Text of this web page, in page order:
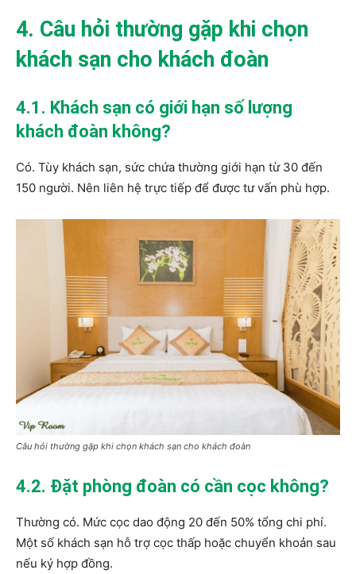
4. Câu hỏi thường gặp khi chọn
khách sạn cho khách đoàn
4.1. Khách sạn có giới hạn số lượng
khách đoàn không?
Có. Tùy khách sạn, sức chứa thường giới hạn từ 30 đến
150 người. Nên liên hệ trực tiếp để được tư vấn phù hợp.
Câu hỏi thường gặp khi chọn khách sạn cho khách đoàn
4.2. Đặt phòng đoàn có cần cọc không?
Thường có. Mức cọc dao động 20 đến 50% tổng chi phí.
Một số khách sạn hỗ trợ cọc thấp hoặc chuyển khoản sau
nếu ký hợp đồng.